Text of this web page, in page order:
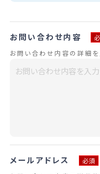
お問い合わせ内容
お問い合わせ内容の詳細を
メールアドレス
必須